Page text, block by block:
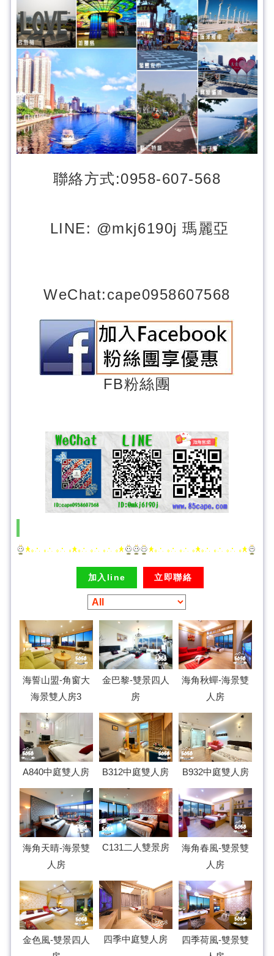
聯絡方式:0958-607-568
LINE: @mkj6190j 瑪麗亞
WeChat:cape0958607568
FB粉絲團
加入line 立即聯絡
海誓山盟-角窗大
海景雙人房3
金巴黎-雙景四人
房
海角秋蟬-海景雙
人房
A840中庭雙人房 B312中庭雙人房 B932中庭雙人房
海角天晴-海景雙
人房
C131二人雙景房
海角春風-雙景雙
人房
金色風-雙景四人
四季中庭雙人房
四季荷風-雙景雙